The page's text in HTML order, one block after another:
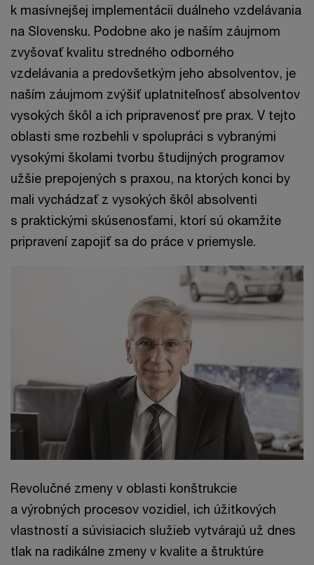
k masívnejšej implementácii duálneho vzdelávania
na Slovensku. Podobne ako je naším záujmom
zvyšovať kvalitu stredného odborného
vzdelávania a predovšetkým jeho absolventov, je
naším záujmom zvýšiť uplatniteľnosť absolventov
vysokých škôl a ich pripravenosť pre prax. V tejto
oblasti sme rozbehli v spolupráci s vybranými
vysokými školami tvorbu študijných programov
užšie prepojených s praxou, na ktorých konci by
mali vychádzať z vysokých škôl absolventi
s praktickými skúsenosťami, ktorí sú okamžite
pripravení zapojiť sa do práce v priemysle.
Revolučné zmeny v oblasti konštrukcie
a výrobných procesov vozidiel, ich úžitkových
vlastností a súvisiacich služieb vytvárajú už dnes
tlak na radikálne zmeny v kvalite a štruktúre